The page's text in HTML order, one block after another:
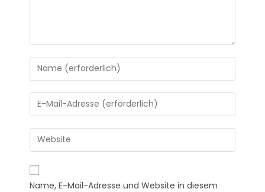
Name, E-Mail-Adresse und Website in diesem